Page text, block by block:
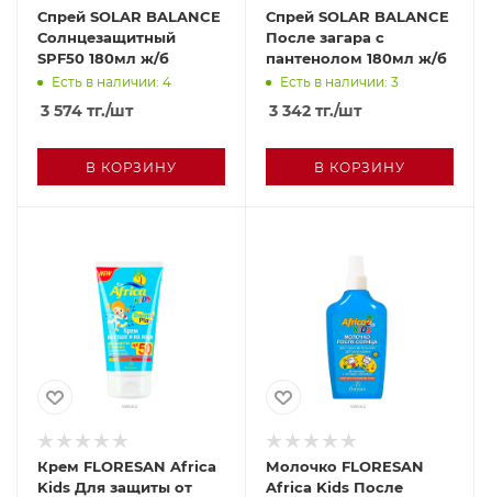
Спрей SOLAR BALANCE
Солнцезащитный
SPF50 180мл ж/б
Есть в наличии: 4
3 574 тг./шт
В КОРЗИНУ
Спрей SOLAR BALANCE
После загара с
пантенолом 180мл ж/б
Есть в наличии: 3
3 342 тг./шт
В КОРЗИНУ
Крем FLORESAN Africa
Kids Для защиты от
Молочко FLORESAN
Africa Kids После